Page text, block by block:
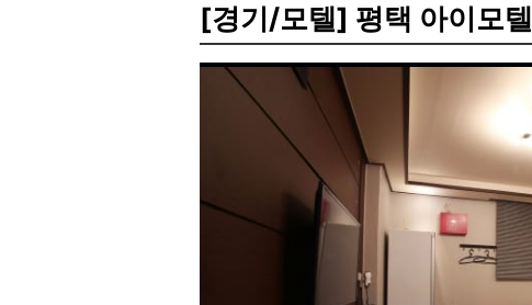
[경기/모텔] 평택 아이모텔